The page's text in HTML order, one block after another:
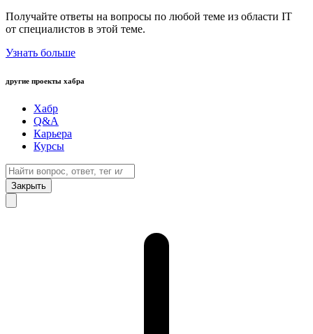
Получайте ответы на вопросы по любой теме из области IT
от специалистов в этой теме.
Узнать больше
другие проекты хабра
Хабр
Q&A
Карьера
Курсы
Закрыть